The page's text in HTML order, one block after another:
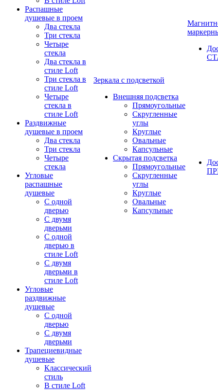
Распашные
душевые в проем
Два стекла
Три стекла
Четыре
стекла
Два стекла в
стиле Loft
Три стекла в
стиле Loft
Четыре
стекла в
стиле Loft
Раздвижные
душевые в проем
Два стекла
Три стекла
Четыре
стекла
Угловые
распашные
душевые
С одной
дверью
С двумя
дверьми
С одной
дверью в
стиле Loft
С двумя
дверьми в
стиле Loft
Угловые
раздвижные
душевые
С одной
дверью
С двумя
дверьми
Трапециевидные
душевые
Классический
стиль
В стиле Loft
Зеркала с подсветкой
Внешняя подсветка
Прямоугольные
Скругленные
углы
Круглые
Овальные
Капсульные
Скрытая подсветка
Прямоугольные
Скругленные
углы
Круглые
Овальные
Капсульные